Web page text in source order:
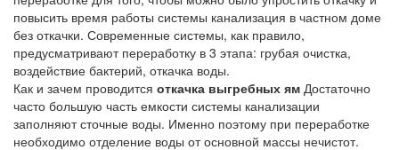
повысить время работы системы канализация в частном доме
без откачки. Современные системы, как правило,
предусматривают переработку в 3 этапа: грубая очистка,
воздействие бактерий, откачка воды.
Как и зачем проводится откачка выгребных ям Достаточно
часто большую часть емкости системы канализации
заполняют сточные воды. Именно поэтому при переработке
необходимо отделение воды от основной массы нечистот.